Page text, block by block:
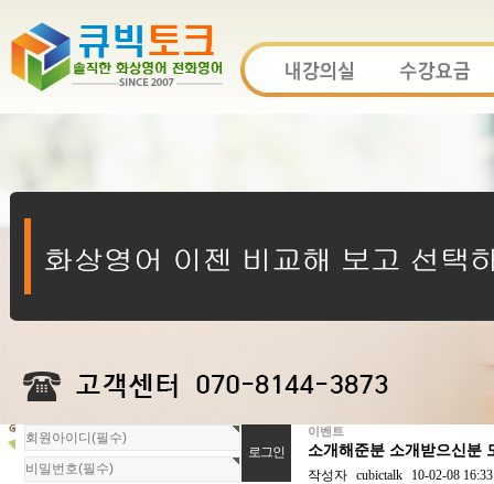
회
원
로
이벤트
소개해준분 소개받으신분
작성자 cubictalk 10-02-08 16:33